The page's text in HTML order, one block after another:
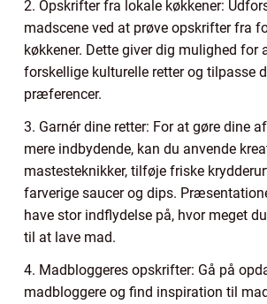
2. Opskrifter fra lokale køkkener:
madscene ved at prøve opskrifter fra
køkkener. Dette giver dig mulighed for
forskellige kulturelle retter og tilpasse
præferencer.
3. Garnér dine retter: For at gøre dine
mere indbydende, kan du anvende
mastesteknikker, tilføje friske
farverige saucer og dips.
have stor indflydelse på, hvor meget
til at lave mad.
4. Madbloggeres opskrifter: Gå på
madbloggere og find inspiration til